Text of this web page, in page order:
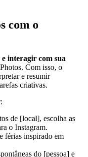
com o
e interagir com sua
Com isso, o
e resumir
criativas.
de [local], escolha as
o Instagram.
férias inspirado em
do [pessoa] e